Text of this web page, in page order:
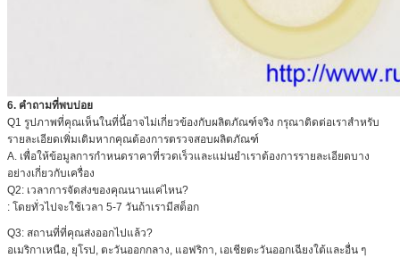
6. คำถามที่พบบ่อย
Q1 รูปภาพที่คุณเห็นในที่นี้อาจไม่เกี่ยวข้องกับผลิตภัณฑ์จริง กรุณาติดต่อเราสำหรับ
รายละเอียดเพิ่มเติมหากคุณต้องการตรวจสอบผลิตภัณฑ์
A. เพื่อให้ข้อมูลการกำหนดราคาที่รวดเร็วและแม่นยำเราต้องการรายละเอียดบาง
อย่างเกี่ยวกับเครื่อง
Q2: เวลาการจัดส่งของคุณนานแค่ไหน?
: โดยทั่วไปจะใช้เวลา 5-7 วันถ้าเรามีสต็อก
Q3: สถานที่ที่คุณส่งออกไปแล้ว?
อเมริกาเหนือ, ยุโรป, ตะวันออกกลาง, แอฟริกา, เอเชียตะวันออกเฉียงใต้และอื่น ๆ